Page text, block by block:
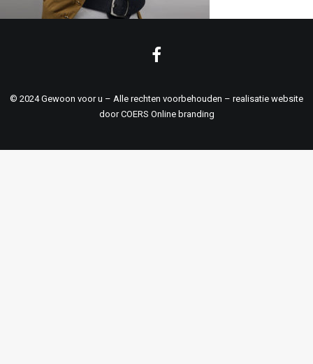
© 2024 Gewoon voor u – Alle rechten voorbehouden – realisatie website
doorCOERS Online branding